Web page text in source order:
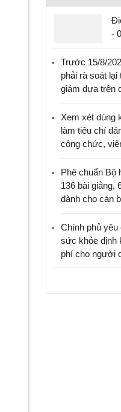
-
Trước 15/8/
phải rà soát
giảm dựa trên
Xem xét dùng
làm tiêu chí
công chức,
Phê chuẩn Bộ
136 bài giảng,
dành cho cán
Chính phủ yêu
sức khỏe định
phí cho người